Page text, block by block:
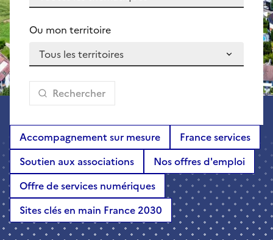
Ou mon territoire
Rechercher
Accompagnement sur mesure
France services
Soutien aux associations
Nos offres d'emploi
Offre de services numériques
Sites clés en main France 2030